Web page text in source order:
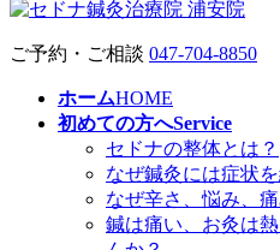
ご予約・ご相談 047-704-8850
ホームHOME
初めての方へService
セドナの整体とは？
なぜ鍼灸には症状
なぜ辛さ、悩み、
鍼は痛い、お灸は